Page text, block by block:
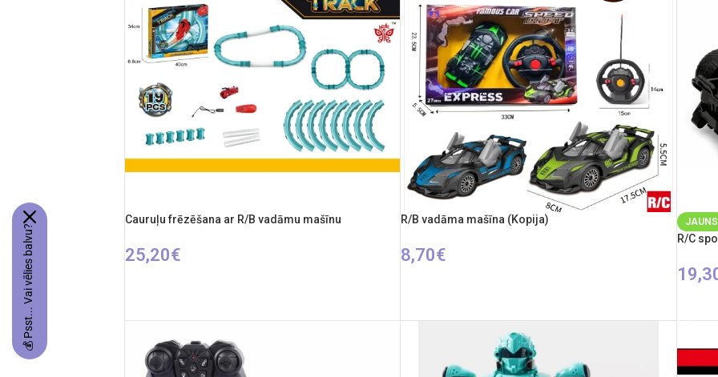
Cauruļu frēzēšana ar R/B vadāmu mašīnu
25,20€
R/B vadāma mašīna (Kopija)
8,70€
JAUNS
R/C
💰 Psst... Vai vēlies balvu?